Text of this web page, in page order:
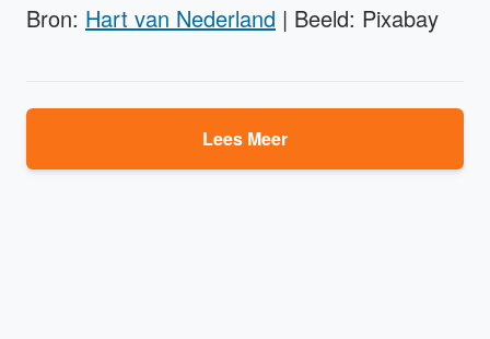
Bron: Hart van Nederland | Beeld: Pixabay
Lees Meer